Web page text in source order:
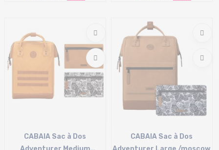
CABAIA Sac à Dos
CABAIA Sac à Dos